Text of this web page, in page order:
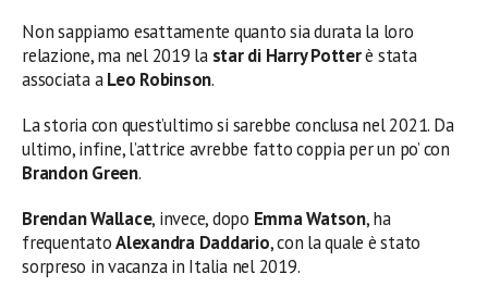
Non sappiamo esattamente quanto sia durata la loro
relazione, ma nel 2019 la star di Harry Potterè stata
associata aLeo Robinson.
La storia con quest’ultimo si sarebbe conclusa nel 2021. Da
ultimo, infine, l’attrice avrebbe fatto coppia per un po’ con
Brandon Green.
Brendan Wallace, invece, dopo Emma Watson, ha
frequentatoAlexandra Daddario, con la quale è stato
sorpreso in vacanza in Italia nel 2019.